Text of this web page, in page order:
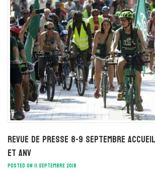
Revue de presse 8-9 septembre
et ANV
POSTED ON 11 SEPTEMBRE 2018